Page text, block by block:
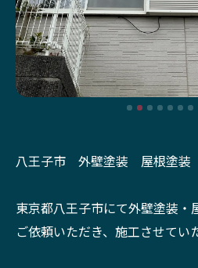
八王子市 外壁塗装 屋根塗装
東京都八王子市にて外壁塗装・
ご依頼いただき、施工させてい